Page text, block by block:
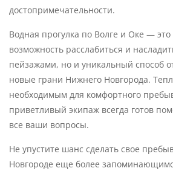
достопримечательности.
Водная прогулка по Волге и Оке — это
возможность расслабиться и
пейзажами, но и уникальный способ
новые грани Нижнего Новгорода.
необходимым для комфортного
приветливый экипаж всегда готов
все ваши вопросы.
Не упустите шанс сделать свое
Новгороде еще более